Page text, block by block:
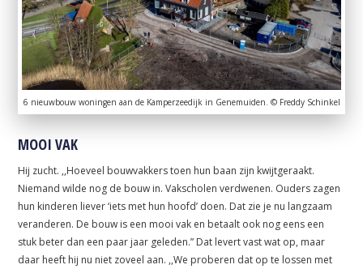
6 nieuwbouw woningen aan de Kamperzeedijk in Genemuiden. © Freddy Schinkel
MOOI VAK
Hij zucht. ,,Hoeveel bouwvakkers toen hun baan zijn kwijtgeraakt.
Niemand wilde nog de bouw in. Vakscholen verdwenen. Ouders zagen
hun kinderen liever ‘iets met hun hoofd’ doen. Dat zie je nu langzaam
veranderen. De bouw is een mooi vak en betaalt ook nog eens een
stuk beter dan een paar jaar geleden.” Dat levert vast wat op, maar
daar heeft hij nu niet zoveel aan. ,,We proberen dat op te lossen met